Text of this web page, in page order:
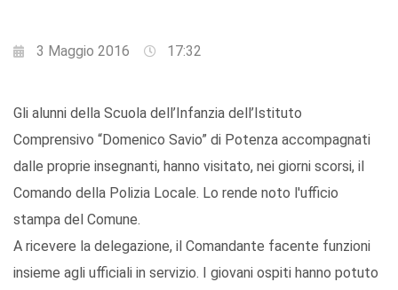
3 Maggio 2016 17:32
Gli alunni della Scuola dell’Infanzia dell’Istituto
Comprensivo “Domenico Savio” di Potenza accompagnati
dalle proprie insegnanti, hanno visitato, nei giorni scorsi, il
Comando della Polizia Locale. Lo rende noto l'ufficio
stampa del Comune.
A ricevere la delegazione, il Comandante facente funzioni
insieme agli ufficiali in servizio. I giovani ospiti hanno potuto